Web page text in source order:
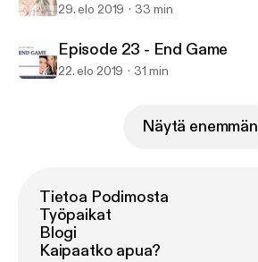
29. elo 2019 33 min
Episode 23 - End Game
22. elo 2019 31 min
Näytä enemmän
Tietoa Podimosta
Työpaikat
Blogi
Kaipaatko apua?